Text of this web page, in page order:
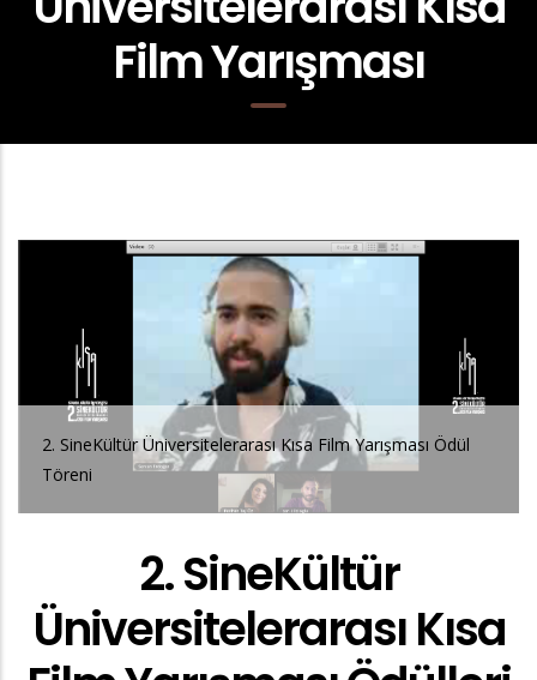
Film Yarışması
2. SineKültür Üniversitelerarası Kısa Film Yarışması Ödül
Töreni
2. SineKültür
Üniversitelerarası Kısa